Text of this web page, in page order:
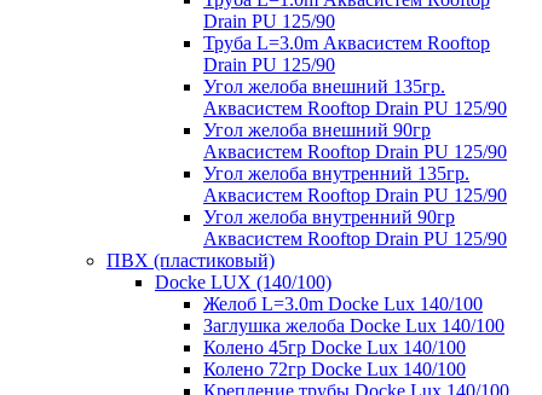
Drain PU 125/90
Труба L=3.0m Аквасистем Rooftop
Drain PU 125/90
Угол желоба внешний 135гр.
Аквасистем Rooftop Drain PU 125/90
Угол желоба внешний 90гр
Аквасистем Rooftop Drain PU 125/90
Угол желоба внутренний 135гр.
Аквасистем Rooftop Drain PU 125/90
Угол желоба внутренний 90гр
Аквасистем Rooftop Drain PU 125/90
ПВХ (пластиковый)
Docke LUX (140/100)
Желоб L=3.0m Docke Lux 140/100
Заглушка желоба Docke Lux 140/100
Колено 45гр Docke Lux 140/100
Колено 72гр Docke Lux 140/100
Крепление трубы Docke Lux 140/100